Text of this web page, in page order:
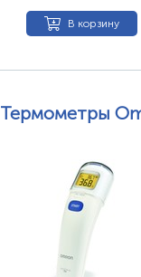
В корзину
Термометры